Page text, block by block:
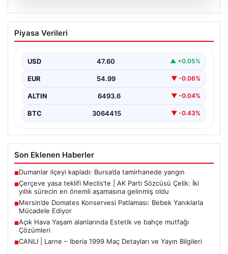
Çerçeve yasa teklifi Meclis’te | AK Parti
Sözcüsü Çelik: İki yıllık sürecin en
Piyasa Verileri
USD 47.60 ▲ +0.05%
EUR 54.99 ▼ -0.06%
ALTIN 6493.6 ▼ -0.04%
BTC 3064415 ▼ -0.43%
Son Eklenen Haberler
■Dumanlar ilçeyi kapladı: Bursa’da tamirhanede yangın
■Çerçeve yasa teklifi Meclis’te | AK Parti Sözcüsü Çelik: İki
yıllık sürecin en önemli aşamasına gelinmiş oldu
■Mersin’de Domates Konservesi Patlaması: Bebek Yanıklarla
Mücadele Ediyor
■Açık Hava Yaşam alanlarında Estetik ve bahçe mutfağı
Çözümleri
■CANLI | Larne – Iberia 1999 Maç Detayları ve Yayın Bilgileri